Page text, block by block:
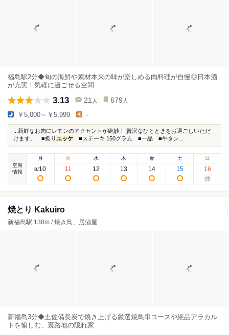
福島駅2分◆旬の海鮮や素材本来の味が楽しめる肉料理が自慢◎日本酒
が充実！気軽に過ごせる空間
3.13 21 人 679 人
￥5,000～￥5,999 -
...新鮮なお肉にレモンのアクセントが絶妙！ 贅沢なひとときをお過ごしいただ
けます。 ■炙りユッケ ■ステーキ 150グラム ■一品 ■牛タン...
空席
情報
月
8/10
火
11
水
12
木
13
金
14
土
15
日
16
焼とり Kakuiro
新福島駅 138m / 焼き鳥、居酒屋
新福島3分◆土佐備長炭で焼き上げる厳選焼鳥串コースや絶品アラカル
トを愉しむ、裏路地の隠れ家